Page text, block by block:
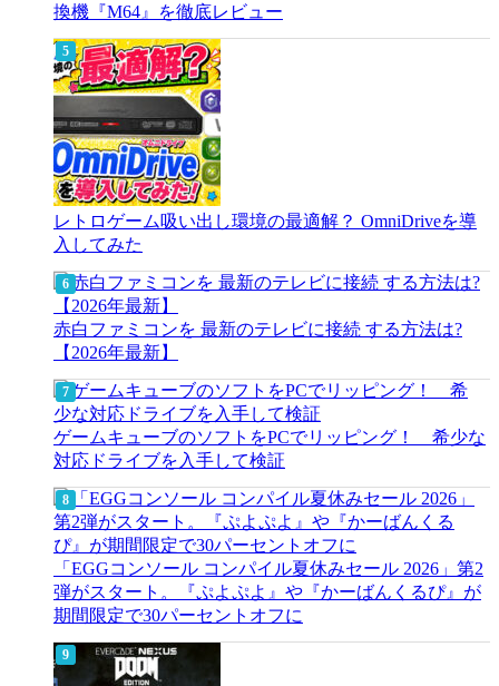
換機『M64』を徹底レビュー
レトロゲーム吸い出し環境の最適解？ OmniDriveを導
入してみた
赤白ファミコンを 最新のテレビに接続 する方法は?
【2026年最新】
ゲームキューブのソフトをPCでリッピング！ 希少な
対応ドライブを入手して検証
「EGGコンソール コンパイル夏休みセール 2026」第2
弾がスタート。『ぷよぷよ』や『かーばんくるぴ』が
期間限定で30パーセントオフに